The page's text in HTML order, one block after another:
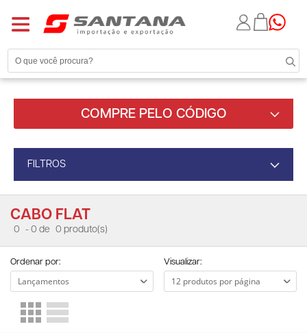
COMPRE PELO CÓDIGO
FILTROS
CABO FLAT
0 - 0 de 0 produto(s)
Ordenar por: Visualizar: